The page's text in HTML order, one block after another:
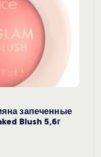
запеченные
Blush 5,6г